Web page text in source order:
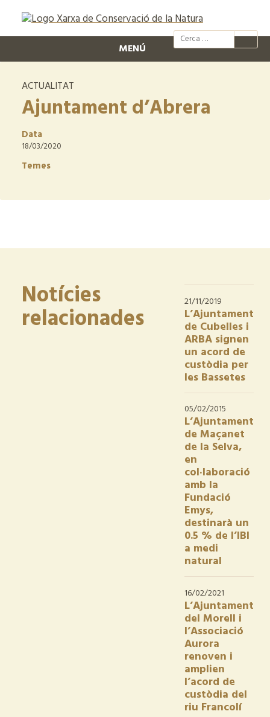
@xcn.cat
MENÚ
ACTUALITAT
Ajuntament d’Abrera
Data
18/03/2020
Temes
Notícies
relacionades
21/11/2019
L’Ajuntament
de Cubelles i
ARBA signen
un acord de
custòdia per
les Bassetes
05/02/2015
L’Ajuntament
de Maçanet
de la Selva,
en
col·laboració
amb la
Fundació
Emys,
destinarà un
0.5 % de l’IBI
a medi
natural
16/02/2021
L’Ajuntament
del Morell i
l’Associació
Aurora
renoven i
amplien
l’acord de
custòdia del
riu Francolí